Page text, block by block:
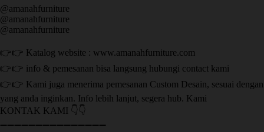
@amanahfurniture
@amanahfurniture
@amanahfurniture
👉👉 Katalog website : www.amanahfurniture.com
👉👉 info & pemesanan bisa langsung hubungi contact kami
👉👉 Kami juga menerima pemesanan Custom Desain, sesuai dengan
yang anda inginkan. Info lebih lanjut, segera hub. Kami
KONTAK KAMI 👇👇
➖➖➖➖➖➖➖➖➖➖➖➖➖➖➖ ㅤ